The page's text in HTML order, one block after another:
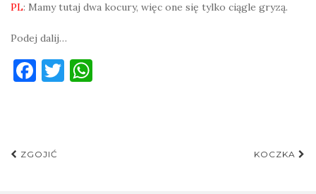
PL: Mamy tutaj dwa kocury, więc one się tylko ciągle gryzą.
Podej dalij…
F
b
T
Post
ZGOJIĆ KOCZKA